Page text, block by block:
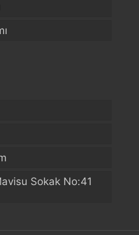
Sokak No:41Telefon